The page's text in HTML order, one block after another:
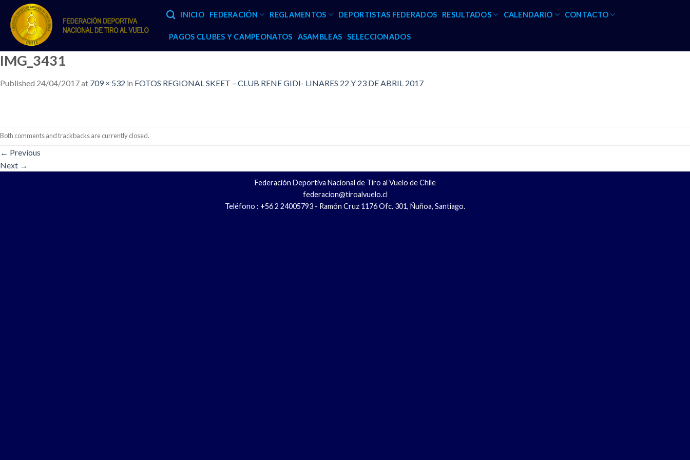
content
INICIO FEDERACIÓN REGLAMENTOS DEPORTISTAS FEDERADOS RESULTADOS CALENDARIO CONTACTO
PAGOS CLUBES Y CAMPEONATOS ASAMBLEAS SELECCIONADOS
IMG_3431
Published 24/04/2017at 709 × 532 in FOTOS REGIONAL SKEET – CLUB RENE GIDI- LINARES 22 Y 23 DE ABRIL 2017
Both comments and trackbacks are currently closed.
← Previous
Next →
Federación Deportiva Nacional de Tiro al Vuelo de Chile
federacion@tiroalvuelo.cl
Teléfono : +56 2 24005793 - Ramón Cruz 1176 Ofc. 301, Ñuñoa, Santiago.